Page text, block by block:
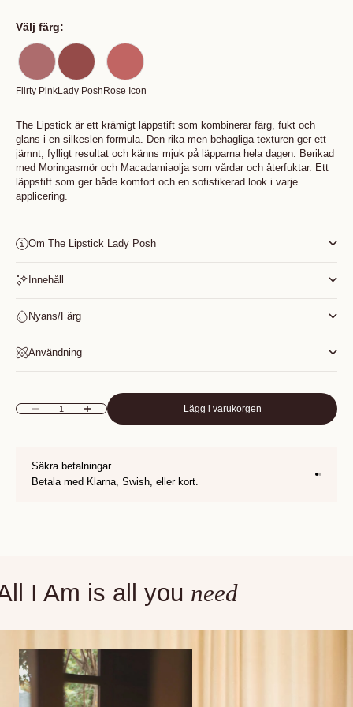
Välj färg:
Flirty PinkLady PoshRose Icon
The Lipstick är ett krämigt läppstift som kombinerar färg, fukt och
glans i en silkeslen formula. Den rika men behagliga texturen ger ett
jämnt, fylligt resultat och känns mjuk på läpparna hela dagen. Berikad
med Moringasmör och Macadamiaolja som vårdar och återfuktar. Ett
läppstift som ger både komfort och en sofistikerad look i varje
applicering.
Om The Lipstick Lady Posh
Innehåll
Nyans/Färg
Användning
Minska antal Öka antal Lägg i varukorgen
Säkra betalningar
Betala med Klarna, Swish, eller kort.
Gå till 1
Gå till 2
I Am is all you need